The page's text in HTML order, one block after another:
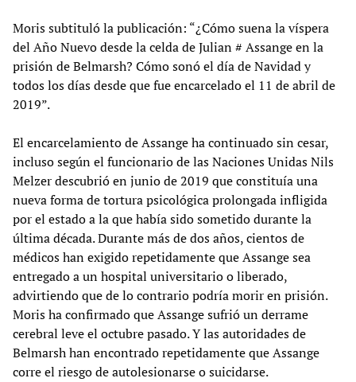
Moris subtituló la publicación: “¿Cómo suena la víspera
del Año Nuevo desde la celda de Julian # Assange en la
prisión de Belmarsh? Cómo sonó el día de Navidad y
todos los días desde que fue encarcelado el 11 de abril de
2019”.
El encarcelamiento de Assange ha continuado sin cesar,
incluso según el funcionario de las Naciones Unidas Nils
Melzer descubrió en junio de 2019 que constituía una
nueva forma de tortura psicológica prolongada infligida
por el estado a la que había sido sometido durante la
última década. Durante más de dos años, cientos de
médicos han exigido repetidamente que Assange sea
entregado a un hospital universitario o liberado,
advirtiendo que de lo contrario podría morir en prisión.
Moris ha confirmado que Assange sufrió un derrame
cerebral leve el octubre pasado. Y las autoridades de
Belmarsh han encontrado repetidamente que Assange
corre el riesgo de autolesionarse o suicidarse.